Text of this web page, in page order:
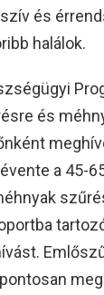
és
halálok.
és
a 45-